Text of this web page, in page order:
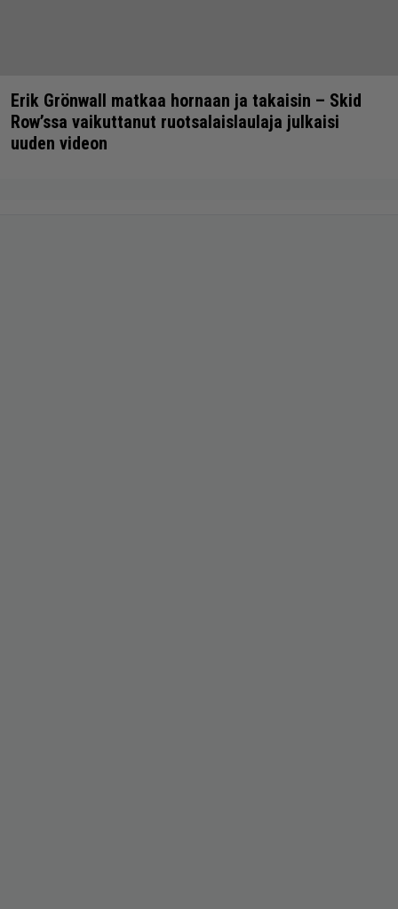
Erik Grönwall matkaa hornaan ja takaisin – Skid
Row’ssa vaikuttanut ruotsalaislaulaja julkaisi
uuden videon